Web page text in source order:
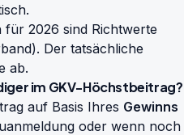
für 2026 sind Richtwerte
). Der tatsächliche
ab.
im GKV-Höchstbeitrag?
auf Basis Ihres Gewinns
oder wenn noch